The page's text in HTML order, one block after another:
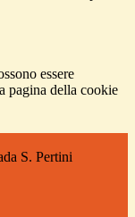
essere
pagina della cookie
S. Pertini